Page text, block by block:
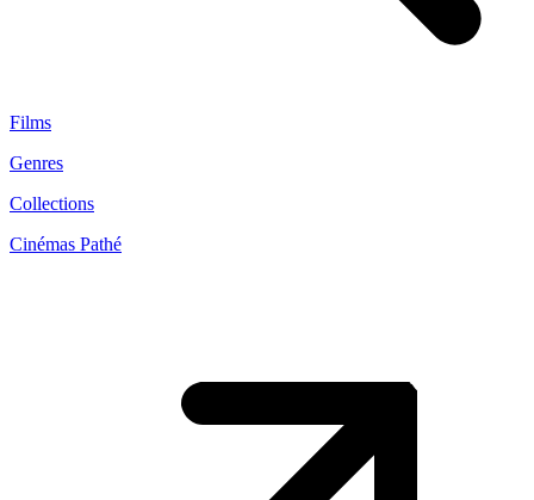
Films
Genres
Collections
Cinémas Pathé